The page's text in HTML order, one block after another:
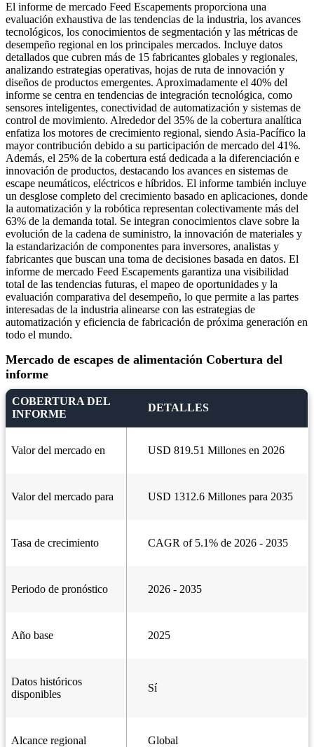
El informe de mercado Feed Escapements proporciona una
evaluación exhaustiva de las tendencias de la industria, los avances
tecnológicos, los conocimientos de segmentación y las métricas de
desempeño regional en los principales mercados. Incluye datos
detallados que cubren más de 15 fabricantes globales y regionales,
analizando estrategias operativas, hojas de ruta de innovación y
diseños de productos emergentes. Aproximadamente el 40% del
informe se centra en tendencias de integración tecnológica, como
sensores inteligentes, conectividad de automatización y sistemas de
control de movimiento. Alrededor del 35% de la cobertura analítica
enfatiza los motores de crecimiento regional, siendo Asia-Pacífico la
mayor contribución debido a su participación de mercado del 41%.
Además, el 25% de la cobertura está dedicada a la diferenciación e
innovación de productos, destacando los avances en sistemas de
escape neumáticos, eléctricos e híbridos. El informe también incluye
un desglose completo del crecimiento basado en aplicaciones, donde
la automatización y la robótica representan colectivamente más del
63% de la demanda total. Se integran conocimientos clave sobre la
evolución de la cadena de suministro, la innovación de materiales y
la estandarización de componentes para inversores, analistas y
fabricantes que buscan una toma de decisiones basada en datos. El
informe de mercado Feed Escapements garantiza una visibilidad
total de las tendencias futuras, el mapeo de oportunidades y la
evaluación comparativa del desempeño, lo que permite a las partes
interesadas de la industria alinearse con las estrategias de
automatización y eficiencia de fabricación de próxima generación en
todo el mundo.
Mercado de escapes de alimentación Cobertura del
informe
COBERTURA DEL
INFORME
DETALLES
Valor del mercado en USD 819.51 Millones en 2026
Valor del mercado para USD 1312.6 Millones para 2035
Tasa de crecimiento CAGR of 5.1% de 2026 - 2035
Periodo de pronóstico 2026 - 2035
Año base 2025
Datos históricos
disponibles
Sí
Alcance regional Global